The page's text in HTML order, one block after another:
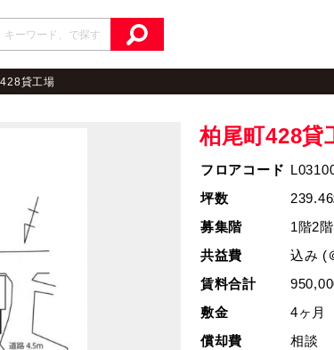
貸工場
柏尾町428
フロアコード
坪数
募集階
1階2
共益費
込み (
賃料合計
敷金
4ヶ月
償却費
相談